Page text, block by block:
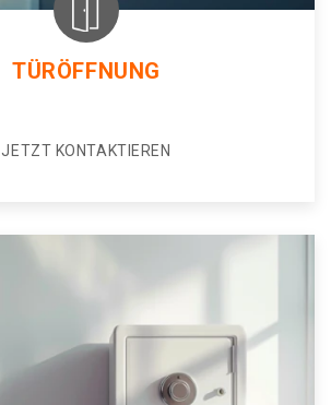
TÜRÖFFNUNG
JETZT KONTAKTIEREN